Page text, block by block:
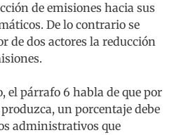
de emisiones hacia sus
De lo contrario se
de dos actores la reducción
el párrafo 6 habla de que por
un porcentaje debe
administrativos que